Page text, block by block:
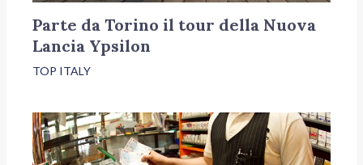
Parte da Torino il tour della Nuova
Lancia Ypsilon
TOP ITALY